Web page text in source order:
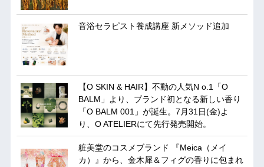
音浴セラピスト養成講座 新メソッド追加
【O SKIN & HAIR】不動の人気N o.1「O
BALM」より、ブランド初となる新しい香り
「O BALM 001」が誕生。7月31日(金)よ
り、O ATELIERにて先行発売開始。
粧美堂のコスメブランド 『Meica（メイ
カ）』から、金木犀＆フィグの香りに包まれ